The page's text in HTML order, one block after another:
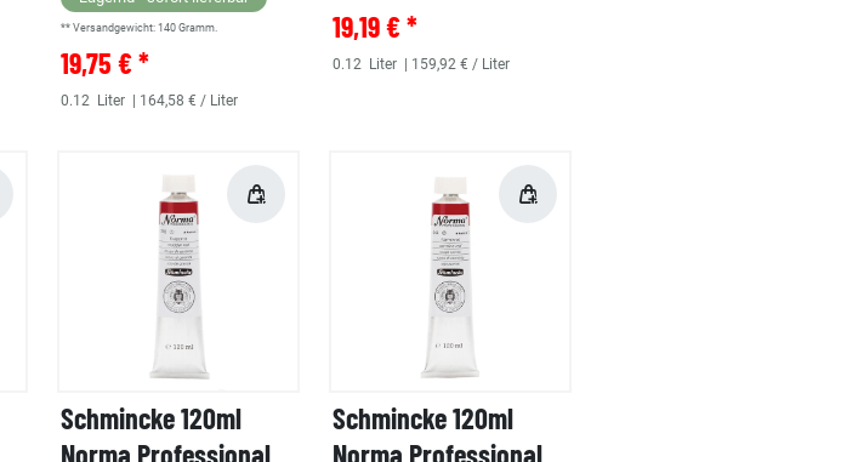
** Versandgewicht: 140 Gramm.
19,75 € *
0.12 Liter | 164,58 € / Liter
19,19 € *
0.12 Liter | 159,92 € / Liter
Schmincke 120ml
Norma Professional
Schmincke 120ml
Norma Professional